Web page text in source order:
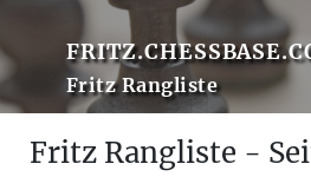
Fritz Rangliste
Fritz Rangliste -